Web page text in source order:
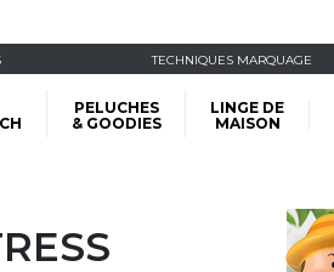
TECHNIQUES MARQUAGE
PELUCHES
& GOODIES
LINGE DE
MAISON